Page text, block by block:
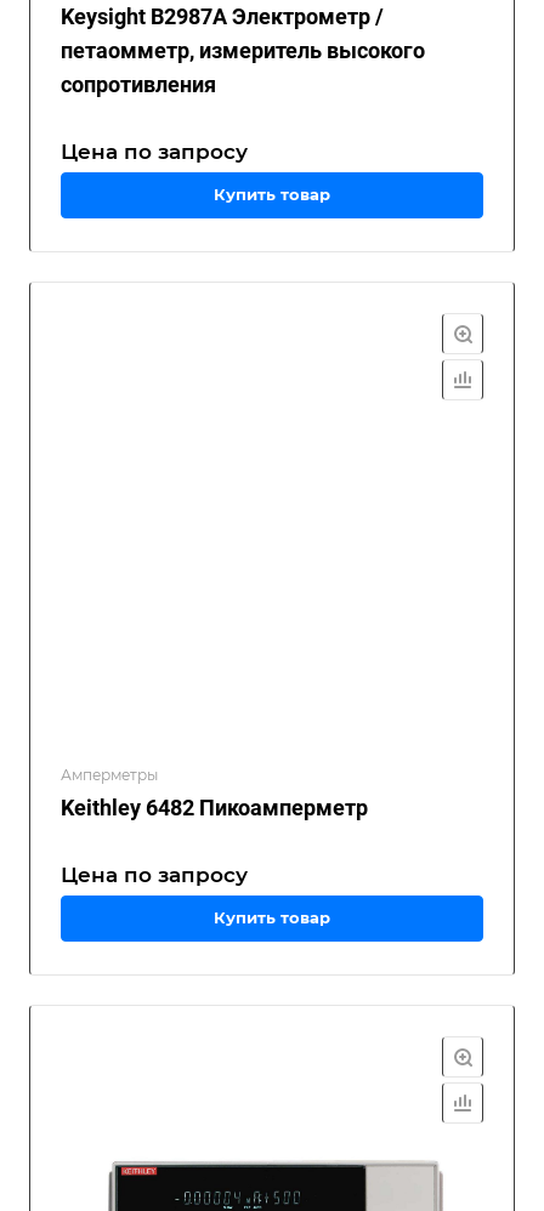
Keysight B2987A Электрометр /
петаомметр, измеритель высокого
сопротивления
Цена по запросу
Купить товар
Амперметры
Keithley 6482 Пикоамперметр
Цена по запросу
Купить товар